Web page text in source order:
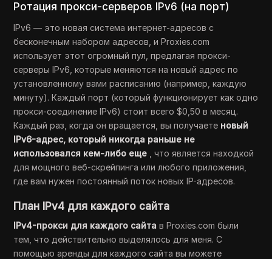
Ротация прокси-серверов IPv6 (на порт)
IPv6 — это новая система интернет-адресов с
бесконечным набором адресов, и Proxies.com
использует этот огромный пул, предлагая прокси-
серверы IPv6, которые меняются на новый адрес по
установленному вами расписанию (например, каждую
минуту). Каждый порт (который функционирует как одно
прокси-соединение IPv6) стоит всего $0,50 в месяц.
Каждый раз, когда он вращается, вы получаете новый
IPv6-адрес, который никогда раньше не
использовался кем-либо еще , что является находкой
для мощного веб-скрейпинга или любого приложения,
где вам нужен постоянный поток новых IP-адресов.
План IPv4 для каждого сайта
IPv4-прокси для каждого сайта в Proxies.com были
тем, что действительно выделялось для меня. С
помощью аренды для каждого сайта вы можете